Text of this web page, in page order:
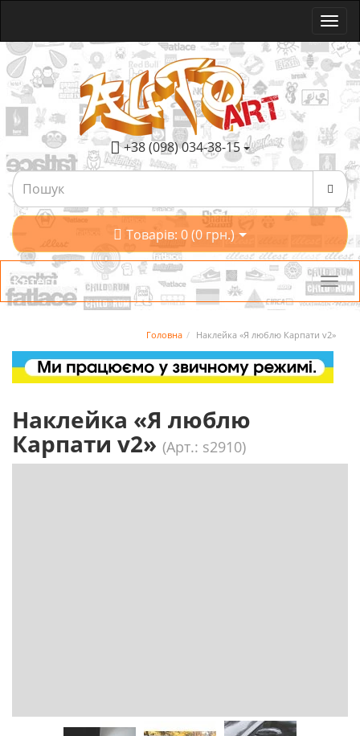
+38 (098) 034-38-15
Товарів: 0 (0 грн.)
Категорії
Головна Наклейка «Я люблю Карпати v2»
Наклейка «Я люблю
Карпати v2» (Арт.: s2910)